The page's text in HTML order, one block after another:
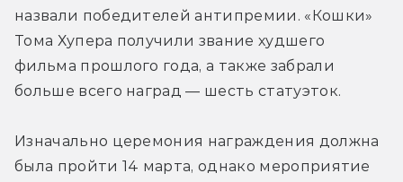
назвали победителей антипремии. «Кошки»
Тома Хупера получили звание худшего
фильма прошлого года, а также забрали
больше всего наград — шесть статуэток.
Изначально церемония награждения должна
была пройти 14 марта, однако мероприятие